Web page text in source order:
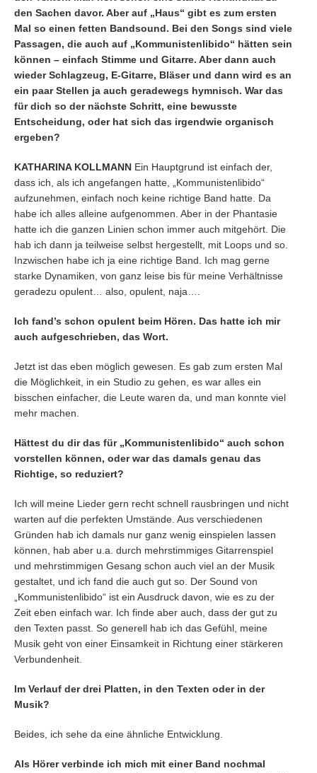
den Sachen davor. Aber auf „Haus“ gibt es zum ersten
Mal so einen fetten Bandsound. Bei den Songs sind viele
Passagen, die auch auf „Kommunistenlibido“ hätten sein
können – einfach Stimme und Gitarre. Aber dann auch
wieder Schlagzeug, E-Gitarre, Bläser und dann wird es an
ein paar Stellen ja auch geradewegs hymnisch. War das
für dich so der nächste Schritt, eine bewusste
Entscheidung, oder hat sich das irgendwie organisch
ergeben?
KATHARINA KOLLMANN Ein Hauptgrund ist einfach der,
dass ich, als ich angefangen hatte, „Kommunistenlibido“
aufzunehmen, einfach noch keine richtige Band hatte. Da
habe ich alles alleine aufgenommen. Aber in der Phantasie
hatte ich die ganzen Linien schon immer auch mitgehört. Die
hab ich dann ja teilweise selbst hergestellt, mit Loops und so.
Inzwischen habe ich ja eine richtige Band. Ich mag gerne
starke Dynamiken, von ganz leise bis für meine Verhältnisse
geradezu opulent… also, opulent, naja….
Ich fand’s schon opulent beim Hören. Das hatte ich mir
auch aufgeschrieben, das Wort.
Jetzt ist das eben möglich gewesen. Es gab zum ersten Mal
die Möglichkeit, in ein Studio zu gehen, es war alles ein
bisschen einfacher, die Leute waren da, und man konnte viel
mehr machen.
Hättest du dir das für „Kommunistenlibido“ auch schon
vorstellen können, oder war das damals genau das
Richtige, so reduziert?
Ich will meine Lieder gern recht schnell rausbringen und nicht
warten auf die perfekten Umstände. Aus verschiedenen
Gründen hab ich damals nur ganz wenig einspielen lassen
können, hab aber u.a. durch mehrstimmiges Gitarrenspiel
und mehrstimmigen Gesang schon auch viel an der Musik
gestaltet, und ich fand die auch gut so. Der Sound von
„Kommunistenlibido“ ist ein Ausdruck davon, wie es zu der
Zeit eben einfach war. Ich finde aber auch, dass der gut zu
den Texten passt. So generell hab ich das Gefühl, meine
Musik geht von einer Einsamkeit in Richtung einer stärkeren
Verbundenheit.
Im Verlauf der drei Platten, in den Texten oder in der
Musik?
Beides, ich sehe da eine ähnliche Entwicklung.
Als Hörer verbinde ich mich mit einer Band nochmal